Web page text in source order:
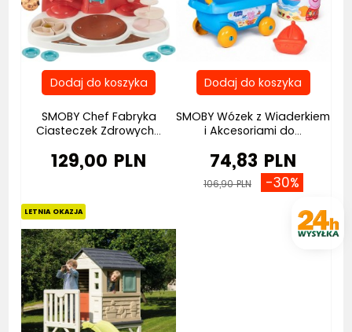
SMOBY Chef Fabryka
Ciasteczek Zdrowych...
129,00 PLN
SMOBY Wózek z Wiaderkiem
i Akcesoriami do...
74,83 PLN
106,90 PLN -30%
LETNIA OKAZJA